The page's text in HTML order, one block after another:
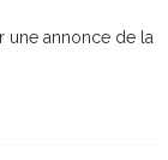
une annonce de la